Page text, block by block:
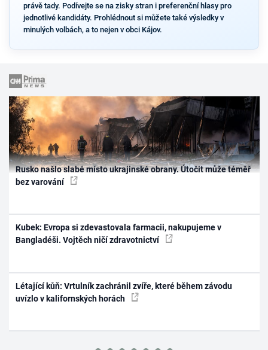
právě tady. Podívejte se na zisky stran i preferenční hlasy pro
jednotlivé kandidáty. Prohlédnout si můžete také výsledky v
minulých volbách, a to nejen v obci Kájov.
Rusko našlo slabé místo ukrajinské obrany. Útočit může téměř
bez varování
Kubek: Evropa si zdevastovala farmacii, nakupujeme v
Bangladéši. Vojtěch ničí zdravotnictví
Létající kůň: Vrtulník zachránil zvíře, které během závodu
uvízlo v kalifornských horách